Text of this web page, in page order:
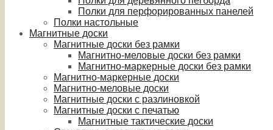
Полки для перфорированных панелей
Полки настольные
Магнитные доски
Магнитные доски без рамки
Магнитно-меловые доски без рамки
Магнитно-маркерные доски без рамки
Магнитно-маркерные доски
Магнитно-меловые доски
Магнитные доски с разлиновкой
Магнитные доски с печатью
Магнитные тактические доски